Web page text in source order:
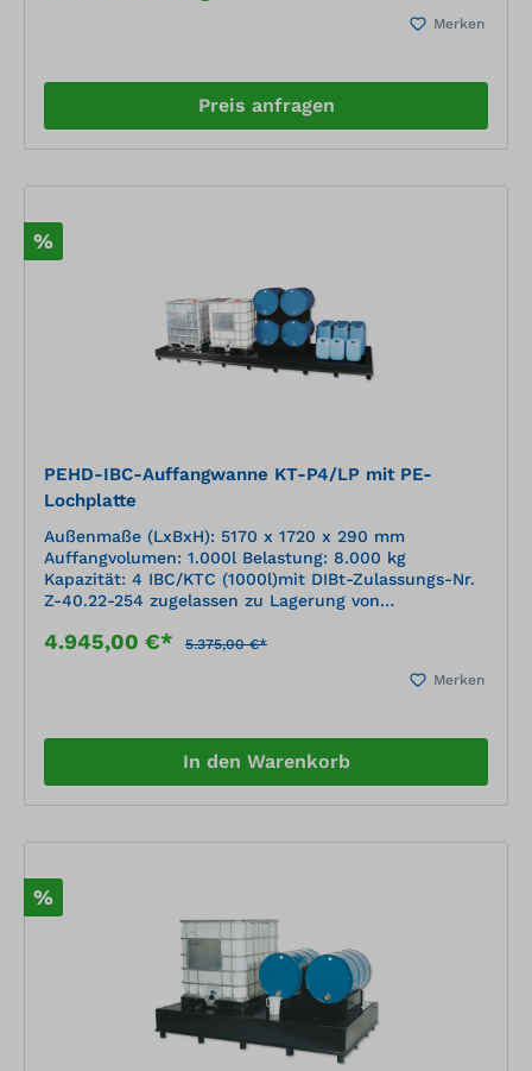
OrtWannenwerkstoff: Edelstahl 1.4301 Materialstärke
Einzelsegmenten von ca. .... x .... mm Auffangvolumen
der Auffangraumauskleidung muss ebenerdig sein.
Die Einheitstoleranzen nach DIN 18 202, Tabelle 3,
über eine befestigte Zufahrt mit einem Schwerlast-
m,Gesamtgewicht bis 40 to). Der Montageraum ist so
vorzubereiten, dass die Montagearbeiten ohne
(ausreichend große, ebenerdige Zugänge für
Materialanlieferungen etc.).
Merken
Preis anfragen
%
PEHD-IBC-Auffangwanne KT-P4/LP mit PE-
Lochplatte
Außenmaße (LxBxH): 5170 x 1720 x 290 mm
Auffangvolumen: 1.000l Belastung: 8.000 kg
Kapazität: 4 IBC/KTC (1000l)mit DIBt-Zulassungs-Nr.
Z-40.22-254 zugelassen zu Lagerung von
Flüssigkeiten, gemäß der Positiv-Medienliste 40-1.1
Lochplatten 100 mm Bodenfreiheit durch
Fußkonstruktion, unterfahrbar Material: PE-HD
schwarz (Polyethylen)
4.945,00 €* 5.375,00 €*
Merken
In den Warenkorb
%